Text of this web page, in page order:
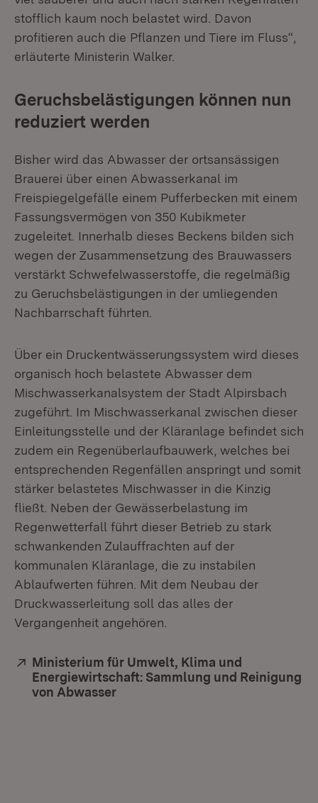
stofflich kaum noch belastet wird. Davon
profitieren auch die Pflanzen und Tiere im Fluss“,
erläuterte Ministerin Walker.
Geruchsbelästigungen können nun
reduziert werden
Bisher wird das Abwasser der ortsansässigen
Brauerei über einen Abwasserkanal im
Freispiegelgefälle einem Pufferbecken mit einem
Fassungsvermögen von 350 Kubikmeter
zugeleitet. Innerhalb dieses Beckens bilden sich
wegen der Zusammensetzung des Brauwassers
verstärkt Schwefelwasserstoffe, die regelmäßig
zu Geruchsbelästigungen in der umliegenden
Nachbarrschaft führten.
Über ein Druckentwässerungssystem wird dieses
organisch hoch belastete Abwasser dem
Mischwasserkanalsystem der Stadt Alpirsbach
zugeführt. Im Mischwasserkanal zwischen dieser
Einleitungsstelle und der Kläranlage befindet sich
zudem ein Regenüberlaufbauwerk, welches bei
entsprechenden Regenfällen anspringt und somit
stärker belastetes Mischwasser in die Kinzig
fließt. Neben der Gewässerbelastung im
Regenwetterfall führt dieser Betrieb zu stark
schwankenden Zulauffrachten auf der
kommunalen Kläranlage, die zu instabilen
Ablaufwerten führen. Mit dem Neubau der
Druckwasserleitung soll das alles der
Vergangenheit angehören.
Extern:
Ministerium für Umwelt, Klima und
Energiewirtschaft: Sammlung und Reinigung
von Abwasser